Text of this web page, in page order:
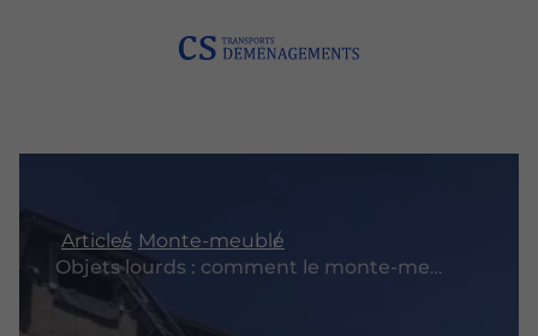
Articles Monte-meuble
Objets lourds : comment le monte-meuble sécurise vos déménagements